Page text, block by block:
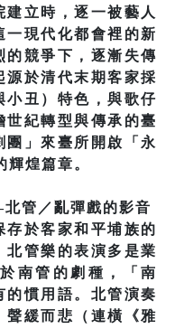
立時，逐一被藝人
一現代化都會裡的新
的競爭下，逐漸失傳
源於清代末期客家採
小丑）特色，與歌仔
世紀轉型與傳承的臺
」來臺所開啟「永
煌篇章。
管／亂彈戲的影音
存於客家和平埔族的
北管樂的表演多是業
南管的劇種，「南
的慣用語。北管演奏
聲緩而悲（連橫《雅